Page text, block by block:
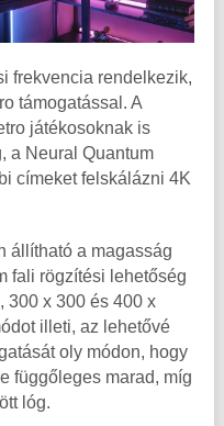
frekvencia rendelkezik,
támogatással. A
játékosoknak is
a Neural Quantum
címeket felskálázni 4K
állítható a magasság
fali rögzítési lehetőség
300 x 300 és 400 x
illeti, az lehetővé
oly módon, hogy
függőleges marad, míg
lóg.